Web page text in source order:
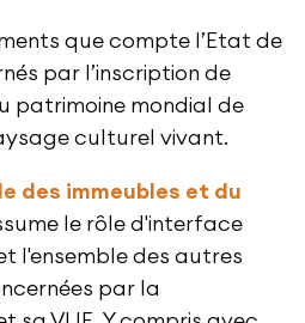
que compte l’Etat de
par l’inscription de
patrimoine mondial de
culturel vivant.
des immeubles et du
le rôle d'interface
l'ensemble des autres
par la